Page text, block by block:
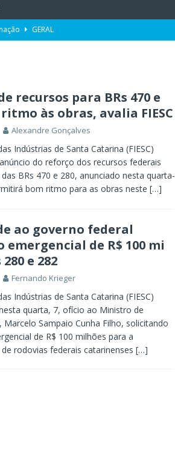
GERAL
sexual
GERAL
recursos para BRs 470 e
às obras, avalia FIESC
Alexandre Gonçalves
Indústrias de Santa Catarina (FIESC)
do reforço dos recursos federais
BRs 470 e 280, anunciado nesta quarta-
bom ritmo para as obras neste […]
ao governo federal
emergencial de R$ 100 mi
e 282
Fernando Krieger
Indústrias de Santa Catarina (FIESC)
quarta, 7, ofício ao Ministro de
Marcelo Sampaio Cunha Filho, solicitando
de R$ 100 milhões para a
rodovias federais catarinenses […]